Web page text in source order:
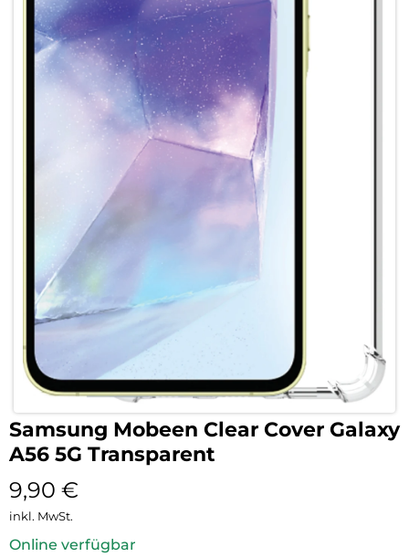
Samsung Mobeen Clear Cover Galaxy
A56 5G Transparent
9,90 €
inkl. MwSt.
Online verfügbar